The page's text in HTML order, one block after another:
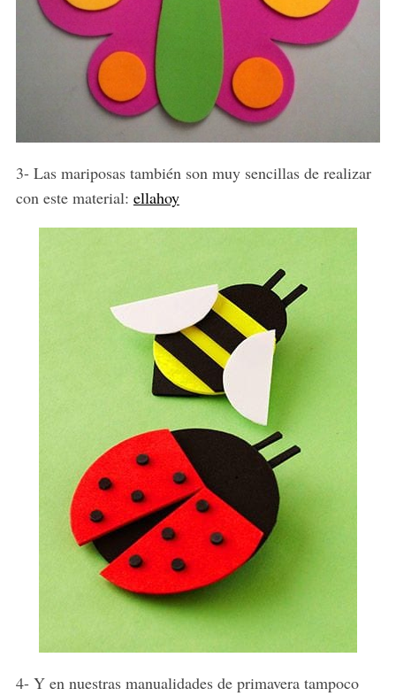
3- Las mariposas también son muy sencillas de realizar
con este material: ellahoy
4- Y en nuestras manualidades de primavera tampoco